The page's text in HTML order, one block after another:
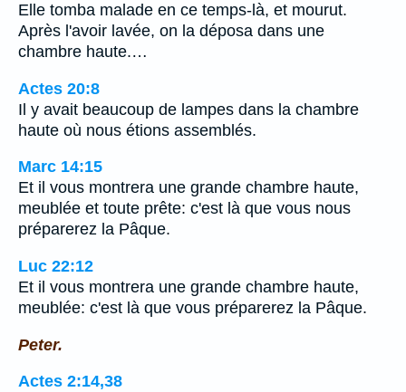
Elle tomba malade en ce temps-là, et mourut.
Après l'avoir lavée, on la déposa dans une
chambre haute.…
Actes 20:8
Il y avait beaucoup de lampes dans la chambre
haute où nous étions assemblés.
Marc 14:15
Et il vous montrera une grande chambre haute,
meublée et toute prête: c'est là que vous nous
préparerez la Pâque.
Luc 22:12
Et il vous montrera une grande chambre haute,
meublée: c'est là que vous préparerez la Pâque.
Peter.
Actes 2:14,38